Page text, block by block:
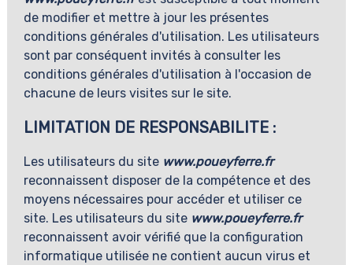
de modifier et mettre à jour les présentes
conditions générales d'utilisation. Les utilisateurs
sont par conséquent invités à consulter les
conditions générales d'utilisation à l'occasion de
chacune de leurs visites sur le site.
LIMITATION DE RESPONSABILITE :
Les utilisateurs du site www.poueyferre.fr
reconnaissent disposer de la compétence et des
moyens nécessaires pour accéder et utiliser ce
site. Les utilisateurs du site www.poueyferre.fr
reconnaissent avoir vérifié que la configuration
informatique utilisée ne contient aucun virus et